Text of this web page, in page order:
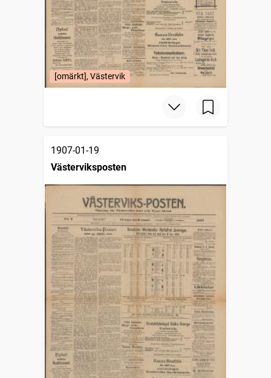
[omärkt], Västervik
1907-01-19
Västerviksposten